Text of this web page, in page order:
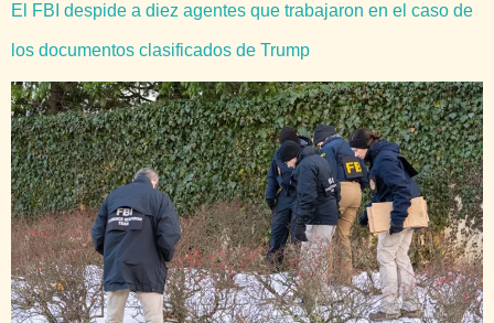
El FBI despide a diez agentes que trabajaron en el caso de
los documentos clasificados de Trump